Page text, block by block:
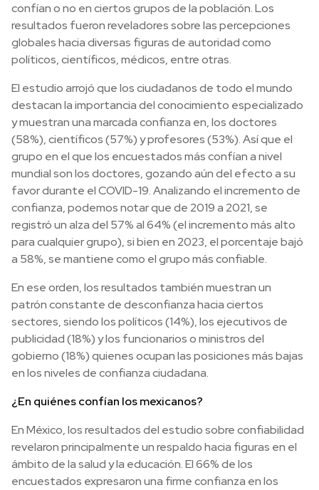
confían o no en ciertos grupos de la población. Los
resultados fueron reveladores sobre las percepciones
globales hacia diversas figuras de autoridad como
políticos, científicos, médicos, entre otras.
El estudio arrojó que los ciudadanos de todo el mundo
destacan la importancia del conocimiento especializado
y muestran una marcada confianza en, los doctores
(58%), científicos (57%) y profesores (53%). Así que el
grupo en el que los encuestados más confían a nivel
mundial son los doctores, gozando aún del efecto a su
favor durante el COVID-19. Analizando el incremento de
confianza, podemos notar que de 2019 a 2021, se
registró un alza del 57% al 64% (el incremento más alto
para cualquier grupo), si bien en 2023, el porcentaje bajó
a 58%, se mantiene como el grupo más confiable.
En ese orden, los resultados también muestran un
patrón constante de desconfianza hacia ciertos
sectores, siendo los políticos (14%), los ejecutivos de
publicidad (18%) y los funcionarios o ministros del
gobierno (18%) quienes ocupan las posiciones más bajas
en los niveles de confianza ciudadana.
¿En quiénes confían los mexicanos?
En México, los resultados del estudio sobre confiabilidad
revelaron principalmente un respaldo hacia figuras en el
ámbito de la salud y la educación. El 66% de los
encuestados expresaron una firme confianza en los